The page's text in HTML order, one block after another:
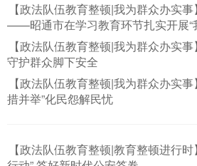
【政法队伍教育整顿|我为群众办实
——昭通市在学习教育环节扎实开展“
【政法队伍教育整顿|我为群众办实
守护群众脚下安全
【政法队伍教育整顿|我为群众办实
措并举”化民怨解民忧
【政法队伍教育整顿|教育整顿进行